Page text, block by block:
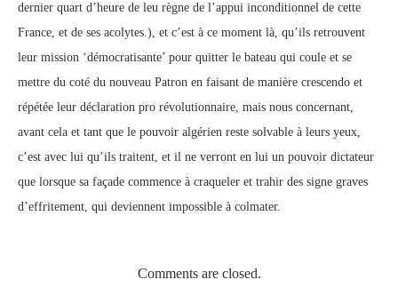
dernier quart d’heure de leu règne de l’appui inconditionnel de cette
France, et de ses acolytes.), et c’est à ce moment là, qu’ils retrouvent
leur mission ‘démocratisante’ pour quitter le bateau qui coule et se
mettre du coté du nouveau Patron en faisant de manière crescendo et
répétée leur déclaration pro révolutionnaire, mais nous concernant,
avant cela et tant que le pouvoir algérien reste solvable à leurs yeux,
c’est avec lui qu’ils traitent, et il ne verront en lui un pouvoir dictateur
que lorsque sa façade commence à craqueler et trahir des signe graves
d’effritement, qui deviennent impossible à colmater.
Comments are closed.